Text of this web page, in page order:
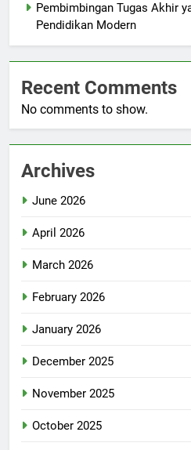
Pembimbingan Tugas Akhir
Pendidikan Modern
Recent Comments
No comments to show.
Archives
June 2026
April 2026
March 2026
February 2026
January 2026
December 2025
November 2025
October 2025